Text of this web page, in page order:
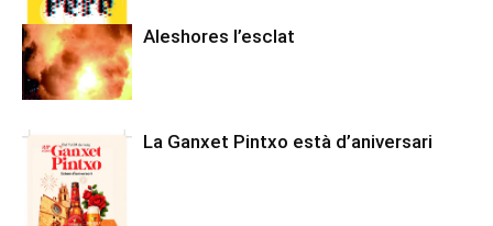
Aleshores l’esclat
La Ganxet Pintxo està d’aniversari